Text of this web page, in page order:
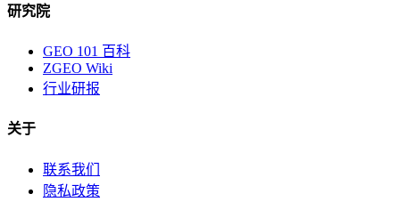
研究院
GEO 101 百科
ZGEO Wiki
行业研报
关于
联系我们
隐私政策